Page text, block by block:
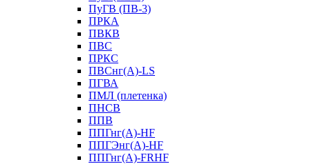
ПуГВ (ПВ-3)
ПРКА
ПВКВ
ПВС
ПРКС
ПВСнг(А)-LS
ПГВА
ПМЛ (плетенка)
ПНСВ
ППВ
ППГнг(А)-HF
ППГЭнг(А)-HF
ППГнг(А)-FRHF